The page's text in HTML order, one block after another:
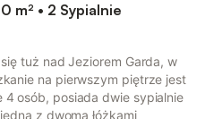
m² • 2 Sypialnie
tuż nad Jeziorem Garda, w
na pierwszym piętrze jest
osób, posiada dwie sypialnie
z dwoma łóżkami